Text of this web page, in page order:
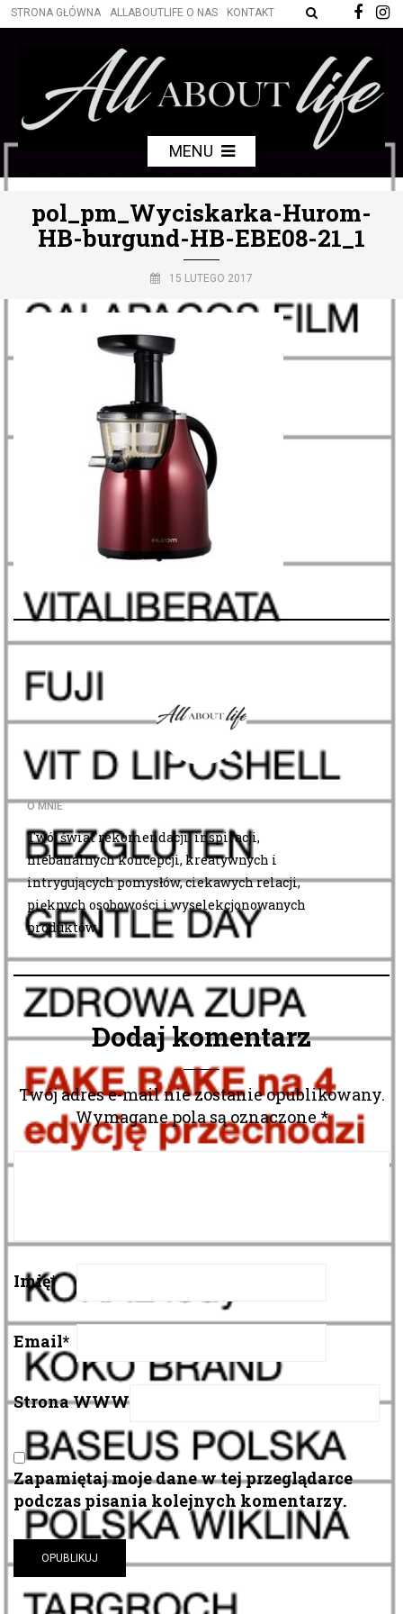
STRONA GŁÓWNA ALLABOUTLIFE O NAS KONTAKT
MENU
pol_pm_Wyciskarka-Hurom-
HB-burgund-HB-EBE08-21_1
15 LUTEGO 2017
O MNIE
Twój świat rekomendacji, inspiracji,
niebanalnych koncepcji, kreatywnych i
intrygujących pomysłów, ciekawych relacji,
pięknych osobowości i wyselekcjonowanych
produktów.
Dodaj komentarz
Twój adres e-mail nie zostanie opublikowany.
Wymagane pola są oznaczone*
Imię*
Email*
Strona WWW
Zapamiętaj moje dane w tej przeglądarce
podczas pisania kolejnych komentarzy.